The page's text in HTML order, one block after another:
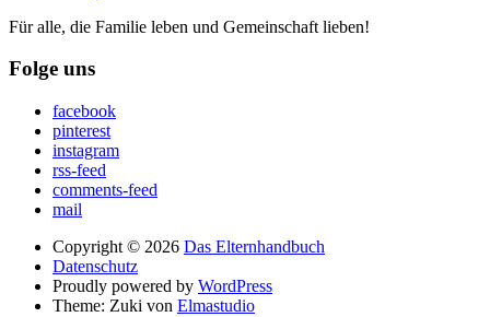
Für alle, die Familie leben und Gemeinschaft lieben!
Folge uns
facebook
pinterest
instagram
rss-feed
comments-feed
mail
Copyright © 2026 Das Elternhandbuch
Datenschutz
Proudly powered by WordPress
Theme: Zuki von Elmastudio